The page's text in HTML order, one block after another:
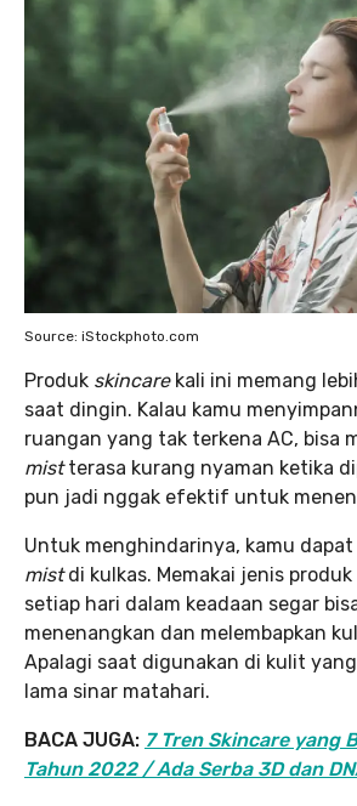
Source: iStockphoto.com
Produk skincare kali ini memang
saat dingin. Kalau kamu
ruangan yang tak terkena AC, bisa
mistterasa kurang nyaman ketika
pun jadi nggak efektif untuk
Untuk menghindarinya, kamu
mistdi kulkas. Memakai jenis
setiap hari dalam keadaan segar
menenangkan dan melembapkan
Apalagi saat digunakan di kulit
lama sinar matahari.
BACA JUGA: 7 Tren Skincare yang
Tahun 2022 / Ada Serba 3D dan